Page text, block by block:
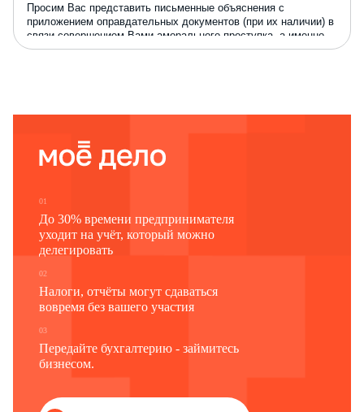
Просим Вас представить письменные объяснения с
приложением оправдательных документов (при их наличии) в
связи совершением Вами аморального проступка а именно
употреблением нецензурных выражений в присутствии
.
Генеральный директор_________________________
Требование получено:
01
До 30% времени предпринимателя
уходит на учёт, который можно
делегировать
02
Налоги, отчёты могут сдаваться
вовремя без вашего участия
03
Передайте бухгалтерию - займитесь
бизнесом.